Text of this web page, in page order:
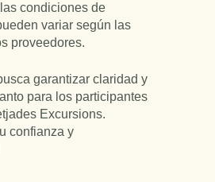
condiciones de
variar según las
proveedores.
garantizar claridad y
para los participantes
Excursions.
confianza y